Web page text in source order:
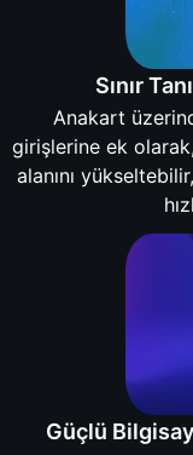
Sınır
Anakart
girişlerine ek
alanını
Güçlü